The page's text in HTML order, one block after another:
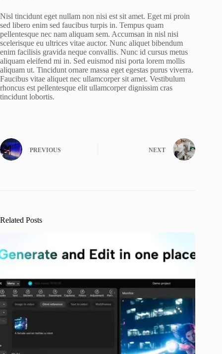
Nisl tincidunt eget nullam non nisi est sit amet. Eget mi proin
sed libero enim sed faucibus turpis in. Tempus quam
pellentesque nec nam aliquam sem. Accumsan in nisl nisi
scelerisque eu ultrices vitae auctor. Nunc aliquet bibendum
enim facilisis gravida neque convallis. Nunc id cursus metus
aliquam eleifend mi in. Sed euismod nisi porta lorem mollis
aliquam ut. Tincidunt ornare massa eget egestas purus viverra.
Faucibus vitae aliquet nec ullamcorper sit amet. Vestibulum
rhoncus est pellentesque elit ullamcorper dignissim cras
tincidunt lobortis.
PREVIOUS NEXT
Related Posts